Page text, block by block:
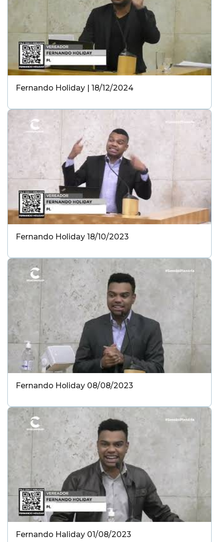
Fernando Holiday | 18/12/2024
Fernando Holiday 18/10/2023
Fernando Holiday 08/08/2023
Fernando Haliday 01/08/2023